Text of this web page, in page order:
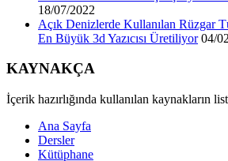
18/07/2022
Açık Denizlerde Kullanılan Rüzgar
En Büyük 3d Yazıcısı Üretiliyor 04/
KAYNAKÇA
İçerik hazırlığında kullanılan kaynakların
Ana Sayfa
Dersler
Kütüphane